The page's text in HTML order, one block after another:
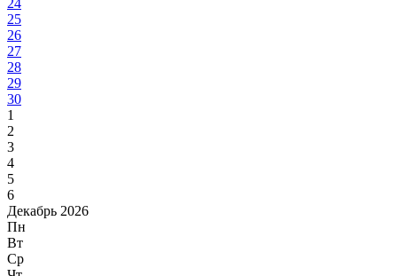
24
25
26
27
28
29
30
1
2
3
4
5
6
Декабрь 2026
Пн
Вт
Ср